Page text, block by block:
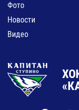
Фото
Новости
Видео